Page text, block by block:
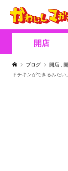
開店
ブログ 開店
ドチキンができるみたい。